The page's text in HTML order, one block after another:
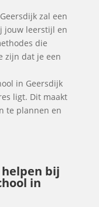
zal een
jouw leerstijl en
die
zijn dat je een
in Geersdijk
ligt. Dit maakt
te plannen en
bij
in